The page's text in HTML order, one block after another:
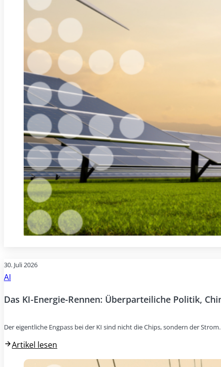
30. Juli 2026
AI
Das KI-Energie-Rennen: Überparteiliche Politik,
Der eigentliche Engpass bei der KI sind nicht die Chips, sondern der
Artikel lesen